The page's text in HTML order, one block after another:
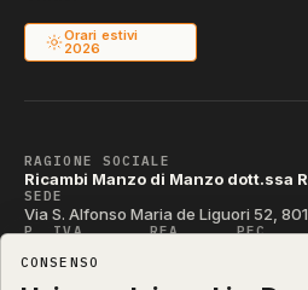
Orari estivi
2026
RAGIONE SOCIALE
Ricambi Manzo di Manzo dott.ssa
SEDE
Via S. Alfonso Maria de Liguori 52,
P. IVA REA PEC
CODICE SDI
T04ZHR3
CONSENSO